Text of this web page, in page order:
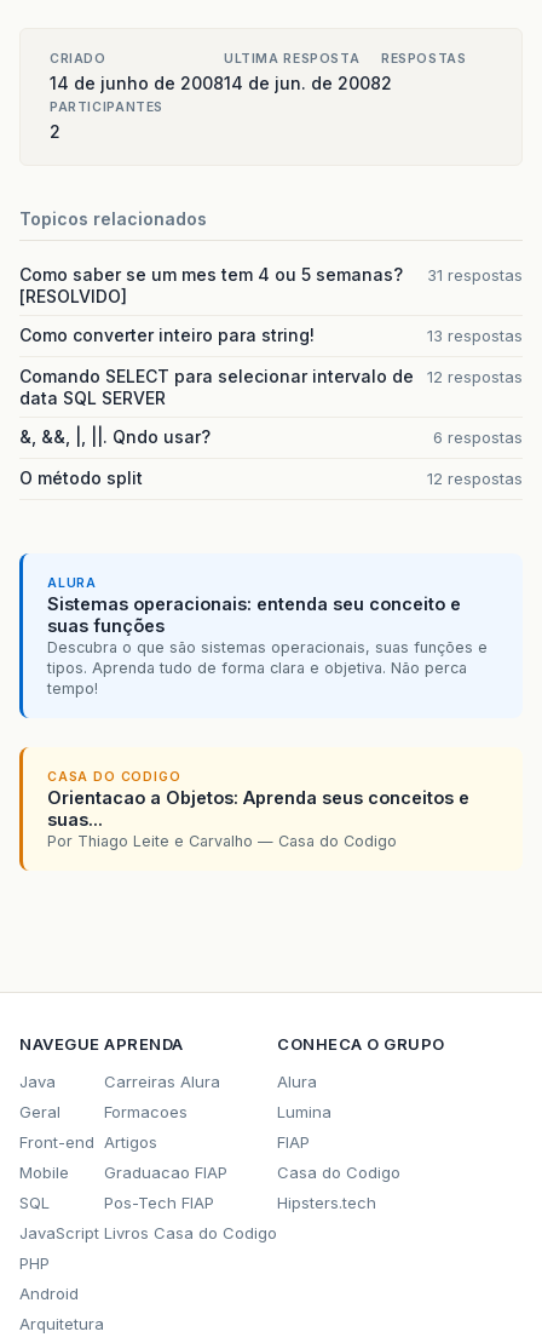
CRIADO
14 de junho de 2008
ULTIMA RESPOSTA
14 de jun. de 2008
RESPOSTAS
2
PARTICIPANTES
2
Topicos relacionados
Como saber se um mes tem 4 ou 5 semanas?
[RESOLVIDO]
31 respostas
Como converter inteiro para string! 13 respostas
Comando SELECT para selecionar intervalo de
data SQL SERVER
12 respostas
&, &&, |, ||. Qndo usar? 6 respostas
O método split 12 respostas
ALURA
Sistemas operacionais: entenda seu conceito e
suas funções
Descubra o que são sistemas operacionais, suas funções e
tipos. Aprenda tudo de forma clara e objetiva. Não perca
tempo!
CASA DO CODIGO
Orientacao a Objetos: Aprenda seus conceitos e
suas...
Por Thiago Leite e Carvalho — Casa do Codigo
NAVEGUE
Java
Geral
Front-end
Mobile
SQL
JavaScript
PHP
Android
Arquitetura
APRENDA
Carreiras Alura
Formacoes
Artigos
Graduacao FIAP
Pos-Tech FIAP
Livros Casa do Codigo
CONHECA O GRUPO
Alura
Lumina
FIAP
Casa do Codigo
Hipsters.tech